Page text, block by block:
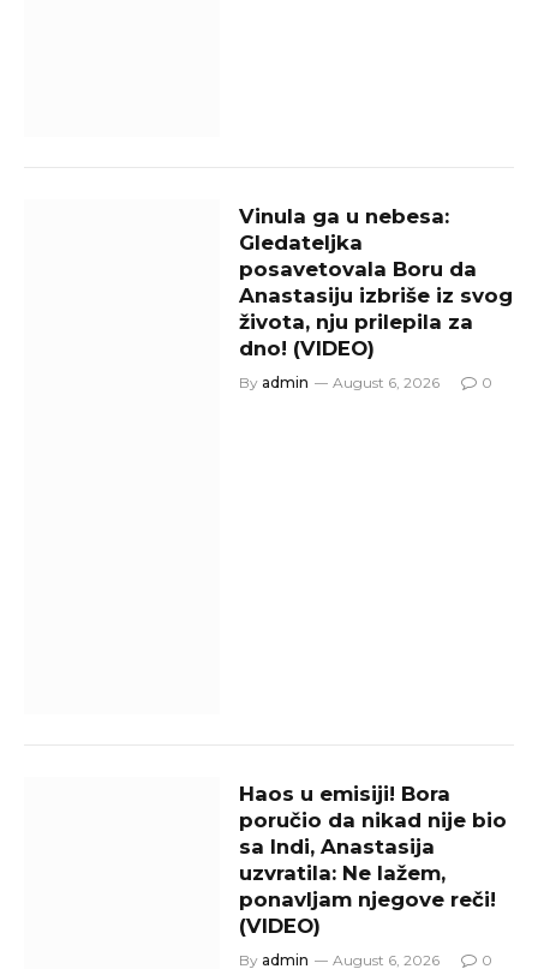
Vinula ga u nebesa:
Gledateljka
posavetovala Boru da
Anastasiju izbriše iz svog
života, nju prilepila za
dno! (VIDEO)
By admin August 6, 2026 0
Haos u emisiji! Bora
poručio da nikad nije bio
sa Indi, Anastasija
uzvratila: Ne lažem,
ponavljam njegove reči!
(VIDEO)
By admin August 6, 2026 0